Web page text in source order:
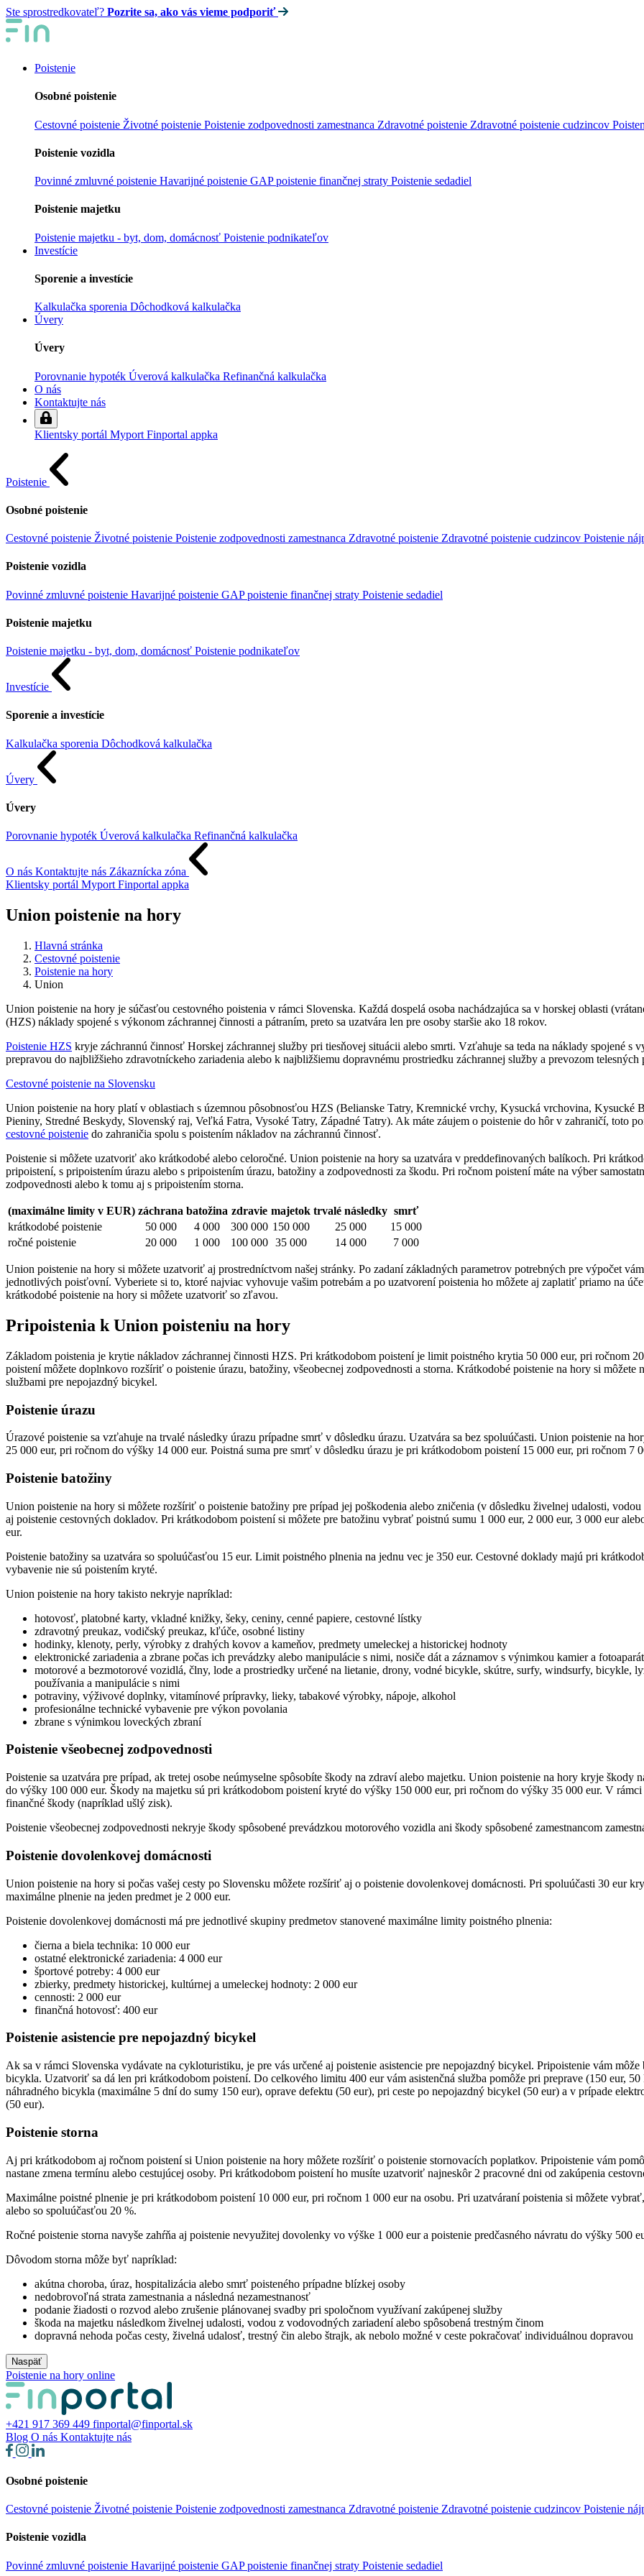
Ste sprostredkovateľ? Pozrite sa, ako vás vieme podporiť
Poistenie
Osobné poistenie
Cestovné poistenie Životné poistenie Poistenie zodpovednosti zamestnanca Zdravotné poistenie Zdravotné poistenie cudzincov
Poistenie vozidla
Povinné zmluvné poistenie Havarijné poistenie GAP poistenie finančnej straty Poistenie sedadiel
Poistenie majetku
Poistenie majetku - byt, dom, domácnosť Poistenie podnikateľov
Investície
Sporenie a investície
Kalkulačka sporenia Dôchodková kalkulačka
Úvery
Úvery
Porovnanie hypoték Úverová kalkulačka Refinančná kalkulačka
O nás
Kontaktujte nás
Klientsky portál Myport Finportal appka
Poistenie
Osobné poistenie
Cestovné poistenie Životné poistenie Poistenie zodpovednosti zamestnanca Zdravotné poistenie Zdravotné poistenie cudzincov Poistenie
Poistenie vozidla
Povinné zmluvné poistenie Havarijné poistenie GAP poistenie finančnej straty Poistenie sedadiel
Poistenie majetku
Poistenie majetku - byt, dom, domácnosť Poistenie podnikateľov
Investície
Sporenie a investície
Kalkulačka sporenia Dôchodková kalkulačka
Úvery
Úvery
Porovnanie hypoték Úverová kalkulačka Refinančná kalkulačka
O nás Kontaktujte nás Zákaznícka zóna
Klientsky portál Myport Finportal appka
Union poistenie na hory
Hlavná stránka
Cestovné poistenie
Poistenie na hory
Union
Union poistenie na hory je súčasťou cestovného poistenia v rámci Slovenska. Každá dospelá osoba nachádzajúca sa v horskej oblasti
(HZS) náklady spojené s výkonom záchrannej činnosti a pátraním, preto sa uzatvára len pre osoby staršie ako 18 rokov.
Poistenie HZS kryje záchrannú činnosť Horskej záchrannej služby pri tiesňovej situácii alebo smrti. Vzťahuje sa teda na náklady spojené
prepravou do najbližšieho zdravotníckeho zariadenia alebo k najbližšiemu dopravnému prostriedku záchrannej služby a prevozom
Cestovné poistenie na Slovensku
Union poistenie na hory platí v oblastiach s územnou pôsobnosťou HZS (Belianske Tatry, Kremnické vrchy, Kysucká vrchovina, Kysucké
Pieniny, Stredné Beskydy, Slovenský raj, Veľká Fatra, Vysoké Tatry, Západné Tatry). Ak máte záujem o poistenie do hôr v zahraničí, toto
cestovné poistenie do zahraničia spolu s poistením nákladov na záchrannú činnosť.
Poistenie si môžete uzatvoriť ako krátkodobé alebo celoročné. Union poistenie na hory sa uzatvára v preddefinovaných balíkoch. Pri
pripoistení, s pripoistením úrazu alebo s pripoistením úrazu, batožiny a zodpovednosti za škodu. Pri ročnom poistení máte na výber
zodpovednosti alebo k tomu aj s pripoistením storna.
(maximálne limity v EUR) záchrana batožina zdravie majetok trvalé následky smrť
krátkodobé poistenie
50 000 4 000 300 000 150 000 25 000
15 000
ročné poistenie
20 000 1 000 100 000 35 000 14 000 7 000
Union poistenie na hory si môžete uzatvoriť aj prostredníctvom našej stránky. Po zadaní základných parametrov potrebných pre výpočet
jednotlivých poisťovní. Vyberiete si to, ktoré najviac vyhovuje vašim potrebám a po uzatvorení poistenia ho môžete aj zaplatiť priamo na
krátkodobé poistenie na hory si môžete uzatvoriť so zľavou.
Pripoistenia k Union poisteniu na hory
Základom poistenia je krytie nákladov záchrannej činnosti HZS. Pri krátkodobom poistení je limit poistného krytia 50 000 eur, pri ročnom
poistení môžete doplnkovo rozšíriť o poistenie úrazu, batožiny, všeobecnej zodpovednosti a storna. Krátkodobé poistenie na hory si
službami pre nepojazdný bicykel.
Poistenie úrazu
Úrazové poistenie sa vzťahuje na trvalé následky úrazu prípadne smrť v dôsledku úrazu. Uzatvára sa bez spoluúčasti. Union poistenie na
25 000 eur, pri ročnom do výšky 14 000 eur. Poistná suma pre smrť v dôsledku úrazu je pri krátkodobom poistení 15 000 eur, pri ročnom 7
Poistenie batožiny
Union poistenie na hory si môžete rozšíriť o poistenie batožiny pre prípad jej poškodenia alebo zničenia (v dôsledku živelnej udalosti,
aj poistenie cestovných dokladov. Pri krátkodobom poistení si môžete pre batožinu vybrať poistnú sumu 1 000 eur, 2 000 eur, 3 000 eur
eur.
Poistenie batožiny sa uzatvára so spoluúčasťou 15 eur. Limit poistného plnenia na jednu vec je 350 eur. Cestovné doklady majú pri
vybavenie nie sú poistením kryté.
Union poistenie na hory takisto nekryje napríklad:
hotovosť, platobné karty, vkladné knižky, šeky, ceniny, cenné papiere, cestovné lístky
zdravotný preukaz, vodičský preukaz, kľúče, osobné listiny
hodinky, klenoty, perly, výrobky z drahých kovov a kameňov, predmety umeleckej a historickej hodnoty
elektronické zariadenia a zbrane počas ich prevádzky alebo manipulácie s nimi, nosiče dát a záznamov s výnimkou kamier a
motorové a bezmotorové vozidlá, člny, lode a prostriedky určené na lietanie, drony, vodné bicykle, skútre, surfy, windsurfy, bicykle,
používania a manipulácie s nimi
potraviny, výživové doplnky, vitamínové prípravky, lieky, tabakové výrobky, nápoje, alkohol
profesionálne technické vybavenie pre výkon povolania
zbrane s výnimkou loveckých zbraní
Poistenie všeobecnej zodpovednosti
Poistenie sa uzatvára pre prípad, ak tretej osobe neúmyselne spôsobíte škody na zdraví alebo majetku. Union poistenie na hory kryje
do výšky 100 000 eur. Škody na majetku sú pri krátkodobom poistení kryté do výšky 150 000 eur, pri ročnom do výšky 35 000 eur. V
finančné škody (napríklad ušlý zisk).
Poistenie všeobecnej zodpovednosti nekryje škody spôsobené prevádzkou motorového vozidla ani škody spôsobené zamestnancom
Poistenie dovolenkovej domácnosti
Union poistenie na hory si počas vašej cesty po Slovensku môžete rozšíriť aj o poistenie dovolenkovej domácnosti. Pri spoluúčasti 30 eur
maximálne plnenie na jeden predmet je 2 000 eur.
Poistenie dovolenkovej domácnosti má pre jednotlivé skupiny predmetov stanovené maximálne limity poistného plnenia:
čierna a biela technika: 10 000 eur
ostatné elektronické zariadenia: 4 000 eur
športové potreby: 4 000 eur
zbierky, predmety historickej, kultúrnej a umeleckej hodnoty: 2 000 eur
cennosti: 2 000 eur
finančná hotovosť: 400 eur
Poistenie asistencie pre nepojazdný bicykel
Ak sa v rámci Slovenska vydávate na cykloturistiku, je pre vás určené aj poistenie asistencie pre nepojazdný bicykel. Pripoistenie vám
bicykla. Uzatvoriť sa dá len pri krátkodobom poistení. Do celkového limitu 400 eur vám asistenčná služba pomôže pri preprave (150 eur,
náhradného bicykla (maximálne 5 dní do sumy 150 eur), oprave defektu (50 eur), pri ceste po nepojazdný bicykel (50 eur) a v prípade
(50 eur).
Poistenie storna
Aj pri krátkodobom aj ročnom poistení si Union poistenie na hory môžete rozšíriť o poistenie stornovacích poplatkov. Pripoistenie vám
nastane zmena termínu alebo cestujúcej osoby. Pri krátkodobom poistení ho musíte uzatvoriť najneskôr 2 pracovné dni od zakúpenia
Maximálne poistné plnenie je pri krátkodobom poistení 10 000 eur, pri ročnom 1 000 eur na osobu. Pri uzatváraní poistenia si môžete
alebo so spoluúčasťou 20 %.
Ročné poistenie storna navyše zahŕňa aj poistenie nevyužitej dovolenky vo výške 1 000 eur a poistenie predčasného návratu do výšky 500
Dôvodom storna môže byť napríklad:
akútna choroba, úraz, hospitalizácia alebo smrť poisteného prípadne blízkej osoby
nedobrovoľná strata zamestnania a následná nezamestnanosť
podanie žiadosti o rozvod alebo zrušenie plánovanej svadby pri spoločnom využívaní zakúpenej služby
škoda na majetku následkom živelnej udalosti, vodou z vodovodných zariadení alebo spôsobená trestným činom
dopravná nehoda počas cesty, živelná udalosť, trestný čin alebo štrajk, ak nebolo možné v ceste pokračovať individuálnou dopravou
Naspäť
Poistenie na hory online
+421 917 369 449 finportal@finportal.sk
Blog O nás Kontaktujte nás
Osobné poistenie
Cestovné poistenie Životné poistenie Poistenie zodpovednosti zamestnanca Zdravotné poistenie Zdravotné poistenie cudzincov Poistenie
Poistenie vozidla
Povinné zmluvné poistenie Havarijné poistenie GAP poistenie finančnej straty Poistenie sedadiel